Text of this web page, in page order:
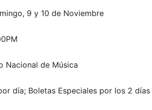
9 y 10 de Noviembre
Nacional de Música
día; Boletas Especiales por los 2 días